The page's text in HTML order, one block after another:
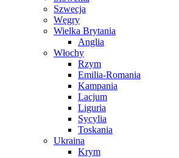
Szwecja
Węgry
Wielka Brytania
Anglia
Włochy
Rzym
Emilia-Romania
Kampania
Lacjum
Liguria
Sycylia
Toskania
Ukraina
Krym